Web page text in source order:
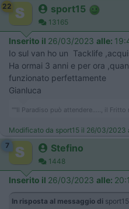
22 sport15
13165
Inserito il 26/03/2023 alle:
Io sul van ho un Tacklife
Ha ormai 3 anni e per ora
funzionato perfettamente
Gianluca
""Il Paradiso può attendere....., il Fritto
Modificato da sport15 il 26/03/2023
7
Stefino
1448
Inserito il 26/03/2023 alle:
In risposta al messaggio di sport15